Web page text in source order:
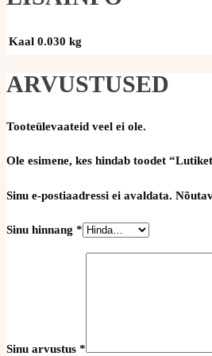
Kaal 0.030 kg
ARVUSTUSED
Tooteülevaateid veel ei ole.
Ole esimene, kes hindab toodet
Sinu e-postiaadressi ei avaldata.
Sinu hinnang *
Sinu arvustus *